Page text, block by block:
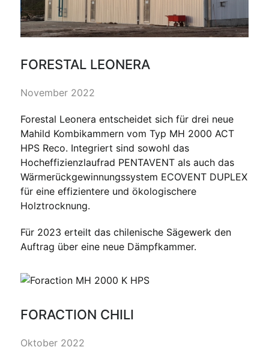
FORESTAL LEONERA
November 2022
Forestal Leonera entscheidet sich für drei neue
Mahild Kombikammern vom Typ MH 2000 ACT
HPS Reco. Integriert sind sowohl das
Hocheffizienzlaufrad PENTAVENT als auch das
Wärmerückgewinnungssystem ECOVENT DUPLEX
für eine effizientere und ökologischere
Holztrocknung.
Für 2023 erteilt das chilenische Sägewerk den
Auftrag über eine neue Dämpfkammer.
FORACTION CHILI
Oktober 2022